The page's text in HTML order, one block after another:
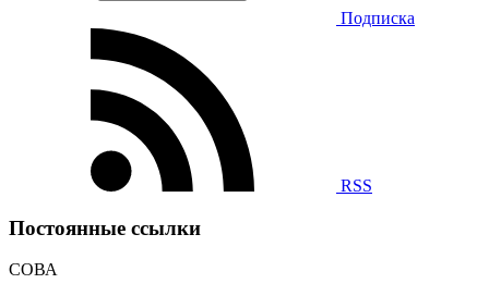
Подписка
RSS
Постоянные ссылки
СОВА